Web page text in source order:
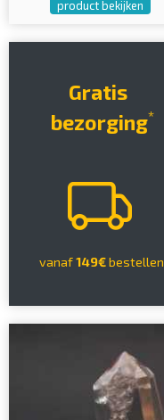
product bekijken
Gratis
bezorging*
vanaf149€bestellen